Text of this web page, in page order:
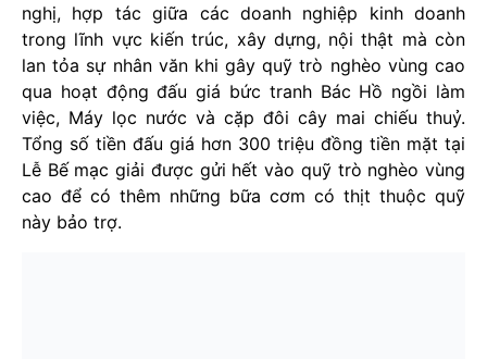
nghị, hợp tác giữa các doanh nghiệp kinh doanh
trong lĩnh vực kiến trúc, xây dựng, nội thật mà còn
lan tỏa sự nhân văn khi gây quỹ trò nghèo vùng cao
qua hoạt động đấu giá bức tranh Bác Hồ ngồi làm
việc, Máy lọc nước và cặp đôi cây mai chiếu thuỷ.
Tổng số tiền đấu giá hơn 300 triệu đồng tiền mặt tại
Lễ Bế mạc giải được gửi hết vào quỹ trò nghèo vùng
cao để có thêm những bữa cơm có thịt thuộc quỹ
này bảo trợ.